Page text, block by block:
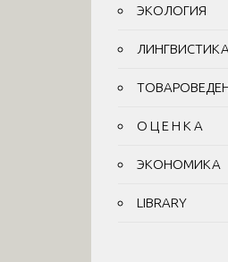
ЭКОЛОГИЯ
ЛИНГВИСТИКА
О Ц Е Н К А
ЭКОНОМИКА
LIBRARY